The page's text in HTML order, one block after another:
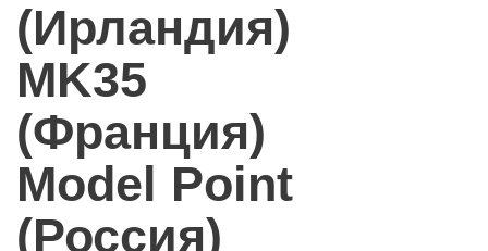
(Ирландия)
MK35
(Франция)
Model Point
(Россия)